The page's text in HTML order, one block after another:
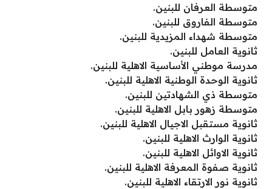
متوسطة العرفان للبنين.
متوسطة الفاروق للبنين.
متوسطة شهداء المزيدية للبنين.
ثانوية العامل للبنين.
مدرسة موطني الأساسية الاهلية للبنين.
ثانوية الوحدة الوطنية الاهلية للبنين.
متوسطة ذي الشهادتين للبنين.
متوسطة زهور بابل الاهلية للبنين.
ثانوية مستقبل الاجيال الاهلية للبنين.
ثانوية الوارث الاهلية للبنين.
ثانوية الاوائل الاهلية للبنين.
ثانوية صفوة المعرفة الاهلية للبنين.
ثانوية نور الارتقاء الاهلية للبنين.